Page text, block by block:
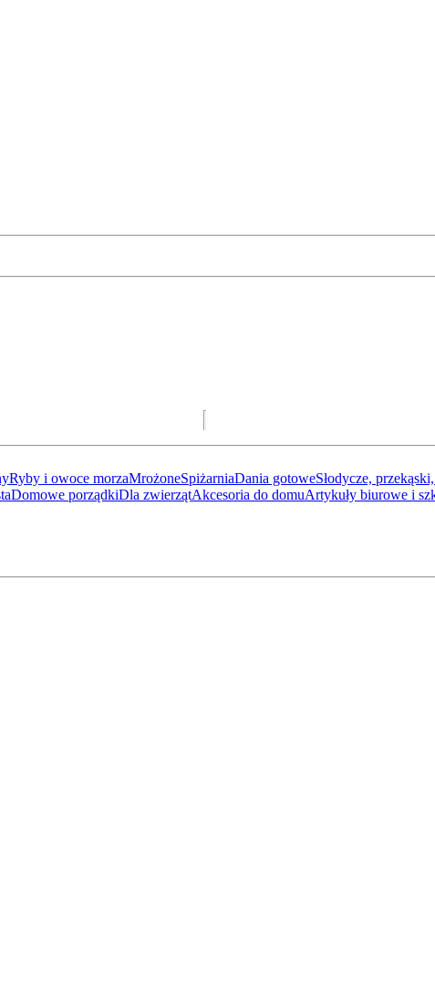
Ryby i owoce morzaMrożoneSpiżarniaDania gotoweSłodycze,
Domowe porządkiDla zwierzątAkcesoria do domuArtykuły biurowe i